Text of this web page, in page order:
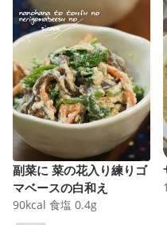
副菜に 菜の花入り練りゴ
マベースの白和え
90kcal 食塩 0.4g